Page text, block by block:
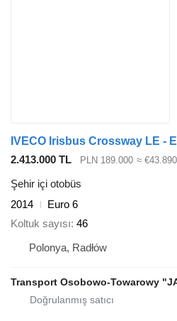
IVECO Irisbus Crossway LE -
2.413.000 TL
PLN 189.000 ≈ €43.890
Şehir içi otobüs
2014
Euro 6
Koltuk sayısı 46
Polonya, Radłów
Transport Osobowo-Towarowy